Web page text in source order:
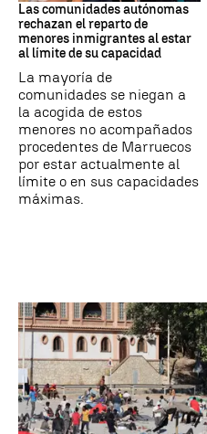
Las comunidades autónomas
rechazan el reparto de
menores inmigrantes al estar
al límite de su capacidad
La mayoría de
comunidades se niegan a
la acogida de estos
menores no acompañados
procedentes de Marruecos
por estar actualmente al
límite o en sus capacidades
máximas.